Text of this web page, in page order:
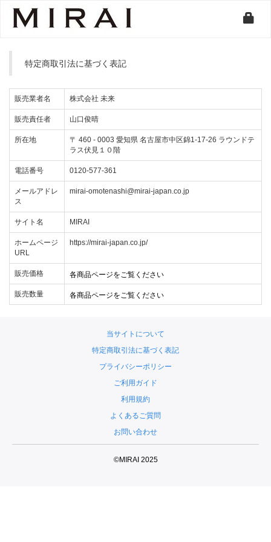
特定商取引法に基づく表記
販売業者名 株式会社 未来
販売責任者 山口俊晴
所在地 〒 460 - 0003 愛知県 名古屋市中区錦1-17-26 ラウンドテ
ラス伏見１０階
電話番号 0120-577-361
メールアドレ
ス
mirai-omotenashi@mirai-japan.co.jp
サイト名 MIRAI
ホームページ
URL
https://mirai-japan.co.jp/
販売価格 各商品ページをご覧ください
販売数量 各商品ページをご覧ください
当サイトについて
特定商取引法に基づく表記
プライバシーポリシー
ご利用ガイド
利用規約
よくあるご質問
お問い合わせ
©MIRAI 2025